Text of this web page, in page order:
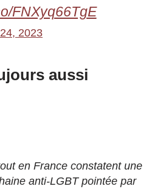
FNXyq66TgE
2023
aussi
en France constatent une
anti-LGBT pointée par